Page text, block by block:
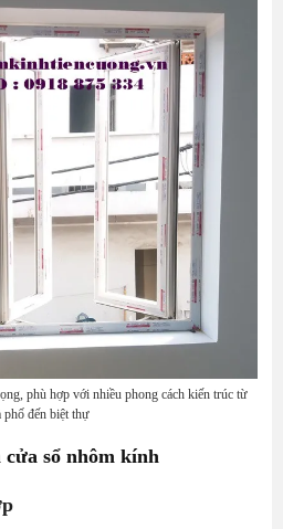
phù hợp với nhiều phong cách kiến trúc từ
phố đến biệt thự
cửa sổ nhôm kính